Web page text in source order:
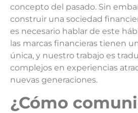
concepto del pasado. Sin
construir una sociedad
es necesario hablar de este
las marcas financieras tienen
única, y nuestro trabajo es
complejos en experiencias
nuevas generaciones.
¿Cómo